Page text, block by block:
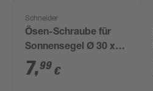
Schneider
Ösen-Schraube für
Sonnensegel Ø 30 x
140 mm
7,99 €